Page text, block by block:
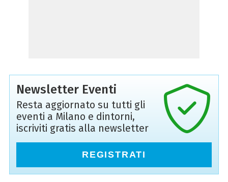
Newsletter Eventi
Resta aggiornato su tutti gli
eventi a Milano e dintorni,
iscriviti gratis alla newsletter
REGISTRATI